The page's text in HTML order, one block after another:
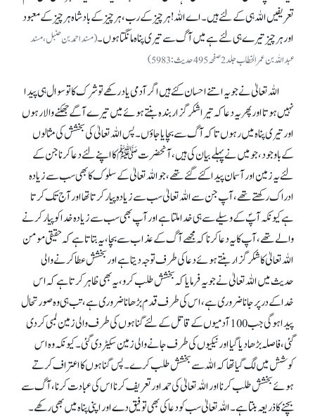
تعریفیں اللہ ہی کے لئے ہیں۔ اے اللہ! ہر چیز کے رب، ہر چیز کے بادشاہ ہر چیز کے معبود
اور ہر چیز تیرے ہی لئے ہے میں آگ سے تیری پناہ مانگتا ہوں۔(مسند احمد بن حنبل، مسند
عبداللہ بن عمر الخطاب جلد2 صفحہ495 حدیث:5983)
اللہ تعالیٰ نے جو یہ اتنے احسان کئے ہیں اگر آدمی یاد رکھے تو شرک کاتو سوال ہی پیدا
نہیں ہوتا اور پھر یہ دعا کہ تیرا شکر گزار بندہ بنتے ہوئے میں تیرے آگے جھکنے والا رہوں
اور تیری پناہ میں رہوں تاکہ آگ سے بچایا جاؤں۔ پس اللہ تعالیٰ کی بخشش کی مثالوں
کے باوجود، جو میں نے پہلے بیان کی ہیں، آنحضرتﷺ کا اپنے لئے دعا کرنا جن کے
لئے یہ زمین اور آسمان پیدا کئے گئے تھے، جو اللہ تعالیٰ کے سلوک کا بھی سب سے زیادہ
ادراک رکھتے تھے، آپ جن سے اللہ تعالیٰ سب سے زیادہ پیار کرتا تھا اور آج تک کرتا
ہے کیونکہ آپؐ کے وسیلے سے ہی خدا ملتا ہے اور آپ بھی سب سے زیادہ خدا کو پیار کرنے
والے تھے، آپ کا یہ دعا کرنا کہ مجھے آگ کے عذاب سے بچا، یہ بتاتا ہے کہ حقیقی مومن
اللہ تعالیٰ کا شکر گزار بنتے ہوئے دعا کی طرف توجہ دیتا ہے اور بخشش عطا کرنے والی
حدیث میں اللہ تعالیٰ نے جو یہ فرمایا کہ بخشش طلب کرو، یہ بھی ظاہر کرتا ہے کہ اس
خدا کے درپر جانا ضروری ہے، اس کی طرف قدم بڑھانا ضروری ہے، تب ہی وہ صورتحال
پیدا ہو گی جب 100آدمیوں کے قاتل کے لئے گناہوں کی طرف والی زمین لمبی کر دی
گئی، فاصلہ بڑھا دیا گیا اور نیکیوں کی طرف جانے والی زمین سکیڑدی گئی۔ کیونکہ وہ اس
کوشش میں لگ گیا تھا کہ اللہ سے بخشش طلب کرے۔ پس گناہوں کا اعتراف کرتے
ہوئے بخشش طلب کرنا اور اللہ تعالیٰ کی حمد اور تعریف کرنا اس کی عبادت کرنا، آگ سے
بچنے کا ذریعہ بنتا ہے۔ اللہ تعالیٰ سب کو دعا کی بھی توفیق دے اور اپنی پناہ میں بھی رکھے۔